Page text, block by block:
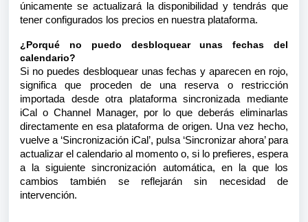
únicamente se actualizará la disponibilidad y tendrás que
tener configurados los precios en nuestra plataforma.
¿Porqué no puedo desbloquear unas fechas del
calendario?
Si no puedes desbloquear unas fechas y aparecen en rojo,
significa que proceden de una reserva o restricción
importada desde otra plataforma sincronizada mediante
iCal o Channel Manager, por lo que deberás eliminarlas
directamente en esa plataforma de origen. Una vez hecho,
vuelve a ‘Sincronización iCal’, pulsa ‘Sincronizar ahora’ para
actualizar el calendario al momento o, si lo prefieres, espera
a la siguiente sincronización automática, en la que los
cambios también se reflejarán sin necesidad de
intervención.